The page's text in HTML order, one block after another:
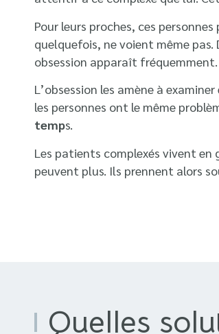
Pour leurs proches, ces
quelquefois, ne voient même
obsession apparaît fréquemment.
L’obsession les amène à
les personnes ont le même
temps.
Les patients complexés vivent en
peuvent plus. Ils prennent alors
Quelles